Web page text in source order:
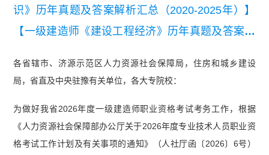
识》历年真题及答案解析汇总（2020-2025年）】
【一级建造师《建设工程经济》历年真题及答案解
相关知识》真题答案及解析】
各省辖市、济源示范区人力资源社会保障局，住房和城乡建设
局，省直及中央驻豫有关单位，各大专院校：
为做好我省2026年度一级建造师职业资格考试考务工作，根据
《人力资源社会保障部办公厅关于2026年度专业技术人员职业资
格考试工作计划及有关事项的通知》（人社厅函〔2026〕6号）